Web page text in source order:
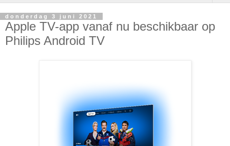
donderdag 3 juni 2021
Apple TV-app vanaf nu beschikbaar op
Philips Android TV